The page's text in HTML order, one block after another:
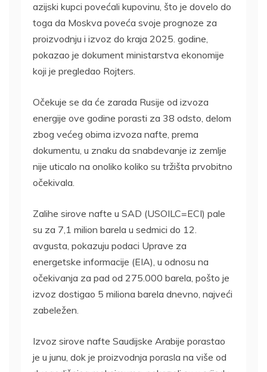
azijski kupci povećali kupovinu, što je dovelo do
toga da Moskva poveća svoje prognoze za
proizvodnju i izvoz do kraja 2025. godine,
pokazao je dokument ministarstva ekonomije
koji je pregledao Rojters.
Očekuje se da će zarada Rusije od izvoza
energije ove godine porasti za 38 odsto, delom
zbog većeg obima izvoza nafte, prema
dokumentu, u znaku da snabdevanje iz zemlje
nije uticalo na onoliko koliko su tržišta prvobitno
očekivala.
Zalihe sirove nafte u SAD (USOILC=ECI) pale
su za 7,1 milion barela u sedmici do 12.
avgusta, pokazuju podaci Uprave za
energetske informacije (EIA), u odnosu na
očekivanja za pad od 275.000 barela, pošto je
izvoz dostigao 5 miliona barela dnevno, najveći
zabeležen.
Izvoz sirove nafte Saudijske Arabije porastao
je u junu, dok je proizvodnja porasla na više od